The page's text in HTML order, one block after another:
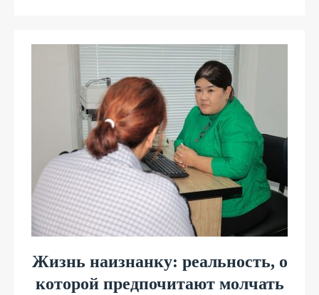
Жизнь наизнанку: реальность, о
которой предпочитают молчать